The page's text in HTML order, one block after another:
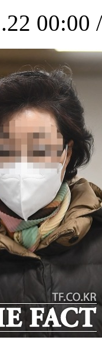
00:00